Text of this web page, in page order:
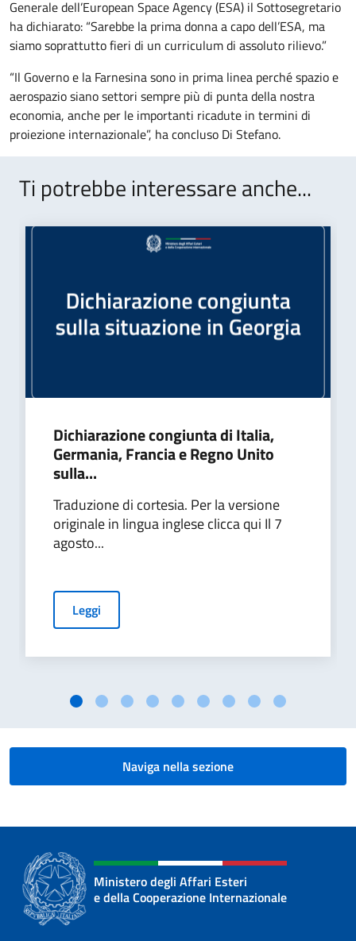
Generale dell’European Space Agency (ESA) il Sottosegretario
ha dichiarato: “Sarebbe la prima donna a capo dell’ESA, ma
siamo soprattutto fieri di un curriculum di assoluto rilievo.”
“Il Governo e la Farnesina sono in prima linea perché spazio e
aerospazio siano settori sempre più di punta della nostra
economia, anche per le importanti ricadute in termini di
proiezione internazionale”, ha concluso Di Stefano.
Ti potrebbe interessare anche...
Dichiarazione congiunta di Italia,
Germania, Francia e Regno Unito
sulla...
Traduzione di cortesia. Per la versione
originale in lingua inglese clicca qui Il 7
agosto...
Leggi
Naviga nella sezione
Ministero degli Affari Esteri
e della Cooperazione Internazionale